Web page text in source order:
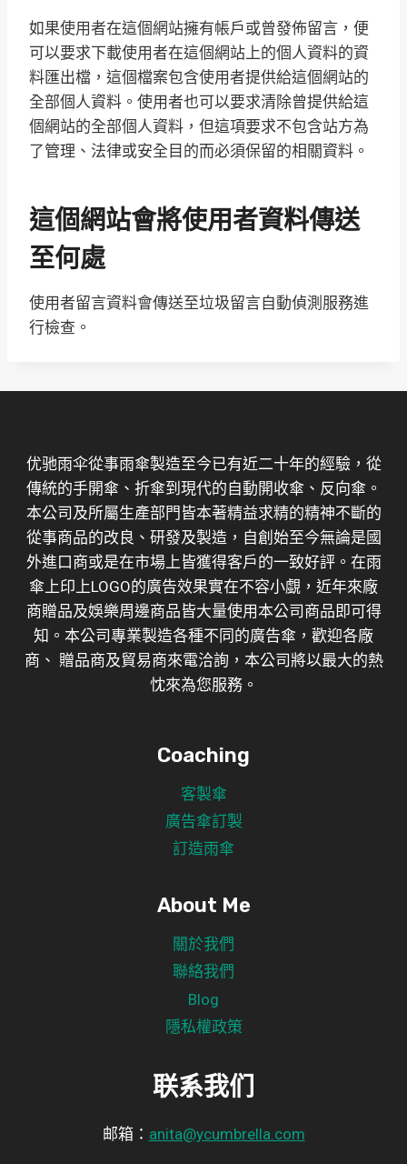
如果使用者在這個網站擁有帳戶或曾發佈留言，便
可以要求下載使用者在這個網站上的個人資料的資
料匯出檔，這個檔案包含使用者提供給這個網站的
全部個人資料。使用者也可以要求清除曾提供給這
個網站的全部個人資料，但這項要求不包含站方為
了管理、法律或安全目的而必須保留的相關資料。
這個網站會將使用者資料傳送
至何處
使用者留言資料會傳送至垃圾留言自動偵測服務進
行檢查。
优驰雨伞從事雨傘製造至今已有近二十年的經驗，從
傳統的手開傘、折傘到現代的自動開收傘、反向傘。
本公司及所屬生產部門皆本著精益求精的精神不斷的
從事商品的改良、研發及製造，自創始至今無論是國
外進口商或是在市場上皆獲得客戶的一致好評。在雨
傘上印上LOGO的廣告效果實在不容小覷，近年來廠
商贈品及娛樂周邊商品皆大量使用本公司商品即可得
知。本公司專業製造各種不同的廣告傘，歡迎各廠
商、 贈品商及貿易商來電洽詢，本公司將以最大的熱
忱來為您服務。
Coaching
客製傘
廣告傘訂製
訂造雨傘
About Me
關於我們
聯絡我們
Blog
隱私權政策
联系我们
邮箱： anita@ycumbrella.com